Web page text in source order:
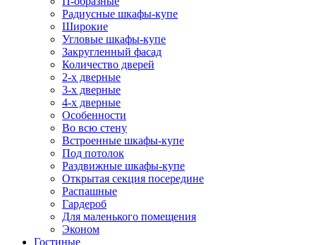
Радиусные шкафы-купе
Широкие
Угловые шкафы-купе
Закругленный фасад
Количество дверей
2-х дверные
3-х дверные
4-х дверные
Особенности
Во всю стену
Встроенные шкафы-купе
Под потолок
Раздвижные шкафы-купе
Открытая секция посередине
Распашные
Гардероб
Для маленького помещения
Эконом
Гостиные